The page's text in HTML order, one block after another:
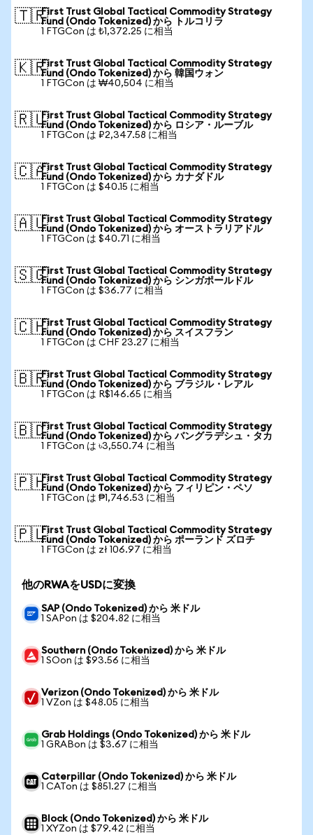
🇹🇷First Trust Global Tactical Commodity Strategy
Fund (Ondo Tokenized) から トルコリラ
1 FTGCon は ₺1,372.25 に相当
🇰🇷First Trust Global Tactical Commodity Strategy
Fund (Ondo Tokenized) から 韓国ウォン
1 FTGCon は ₩40,504 に相当
🇷🇺First Trust Global Tactical Commodity Strategy
Fund (Ondo Tokenized) から ロシア・ルーブル
1 FTGCon は ₽2,347.58 に相当
🇨🇦First Trust Global Tactical Commodity Strategy
Fund (Ondo Tokenized) から カナダドル
1 FTGCon は $40.15 に相当
🇦🇺First Trust Global Tactical Commodity Strategy
Fund (Ondo Tokenized) から オーストラリアドル
1 FTGCon は $40.71 に相当
🇸🇬First Trust Global Tactical Commodity Strategy
Fund (Ondo Tokenized) から シンガポールドル
1 FTGCon は $36.77 に相当
🇨🇭First Trust Global Tactical Commodity Strategy
Fund (Ondo Tokenized) から スイスフラン
1 FTGCon は CHF 23.27 に相当
🇧🇷First Trust Global Tactical Commodity Strategy
Fund (Ondo Tokenized) から ブラジル・レアル
1 FTGCon は R$146.65 に相当
🇧🇩First Trust Global Tactical Commodity Strategy
Fund (Ondo Tokenized) から バングラデシュ・タカ
1 FTGCon は ৳3,550.74 に相当
🇵🇭First Trust Global Tactical Commodity Strategy
Fund (Ondo Tokenized) から フィリピン・ペソ
1 FTGCon は ₱1,746.53 に相当
🇵🇱First Trust Global Tactical Commodity Strategy
Fund (Ondo Tokenized) から ポーランド ズロチ
1 FTGCon は zł 106.97 に相当
他のRWAをUSDに変換
SAP (Ondo Tokenized) から 米ドル
1 SAPon は $204.82 に相当
Southern (Ondo Tokenized) から 米ドル
1 SOon は $93.56 に相当
Verizon (Ondo Tokenized) から 米ドル
1 VZon は $48.05 に相当
Grab Holdings (Ondo Tokenized) から 米ドル
1 GRABon は $3.67 に相当
Caterpillar (Ondo Tokenized) から 米ドル
1 CATon は $851.27 に相当
Block (Ondo Tokenized) から 米ドル
1 XYZon は $79.42 に相当